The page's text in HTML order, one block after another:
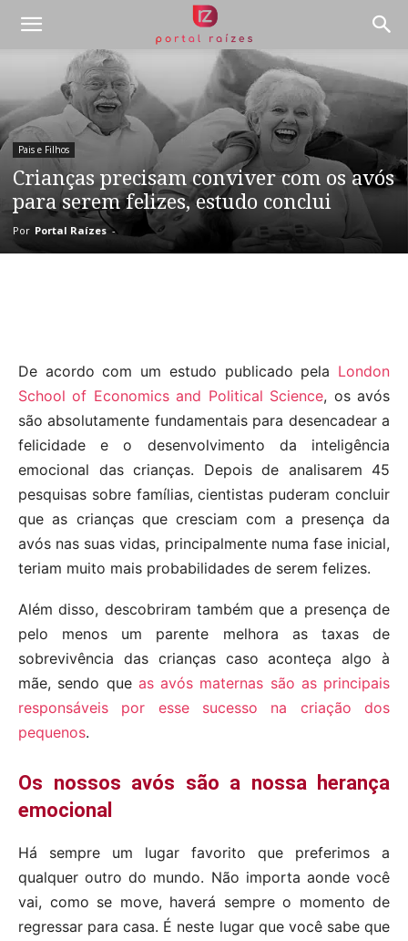
Pais e Filhos
Crianças precisam conviver com os avós
para serem felizes, estudo conclui
Por Portal Raízes -
De acordo com um estudo publicado pela London
School of Economics and Political Science, os avós
são absolutamente fundamentais para desencadear a
felicidade e o desenvolvimento da inteligência
emocional das crianças. Depois de analisarem 45
pesquisas sobre famílias, cientistas puderam concluir
que as crianças que cresciam com a presença da
avós nas suas vidas, principalmente numa fase inicial,
teriam muito mais probabilidades de serem felizes.
Além disso, descobriram também que a presença de
pelo menos um parente melhora as taxas de
sobrevivência das crianças caso aconteça algo à
mãe, sendo que as avós maternas são as principais
responsáveis por esse sucesso na criação dos
pequenos.
Os nossos avós são a nossa herança
emocional
Há sempre um lugar favorito que preferimos a
qualquer outro do mundo. Não importa aonde você
vai, como se move, haverá sempre o momento de
regressar para casa. É neste lugar que você sabe que